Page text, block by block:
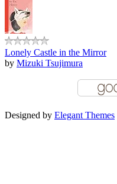
Lonely Castle in the Mirror
by Mizuki Tsujimura
Designed by Elegant Themes